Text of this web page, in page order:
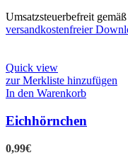
Umsatzsteuerbefreit
versandkostenfreier
Quick view
zur Merkliste hinzufügen
In den Warenkorb
Eichhörnchen
0,99€